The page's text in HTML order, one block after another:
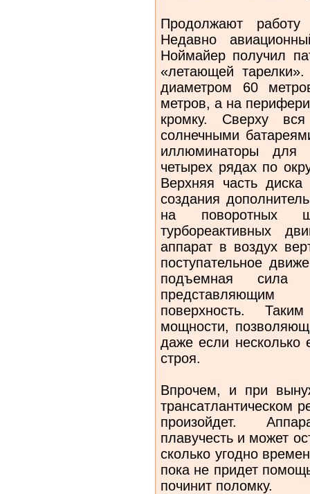
Продолжают работу
Недавно
Ноймайер получил
«летающей
диаметром 60
метров, а на
кромку. Сверху
солнечными
иллюминаторы для
четырех рядах по
Верхняя часть
создания
на поворотных
турбореактивных
аппарат в воздух
поступательное
подъемная сила
представляющим
поверхность.
мощности,
даже если несколько
строя.
Впрочем, и при
трансатлантическом
произойдет.
плавучесть и может
сколько угодно
пока не придет
починит поломку.